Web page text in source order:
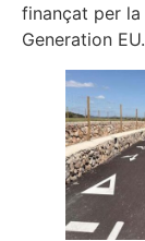
finançat per
Generation EU.